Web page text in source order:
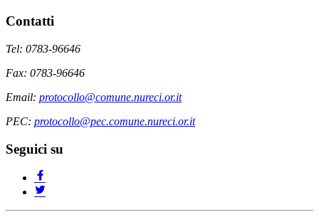
Contatti
Tel: 0783-96646
Fax: 0783-96646
Email: protocollo@comune.nureci.or.it
PEC: protocollo@pec.comune.nureci.or.it
Seguici su